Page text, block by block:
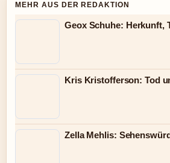
MEHR AUS DER REDAKTION
Geox Schuhe: Herkunft,
Kris Kristofferson: Tod
Zella Mehlis: